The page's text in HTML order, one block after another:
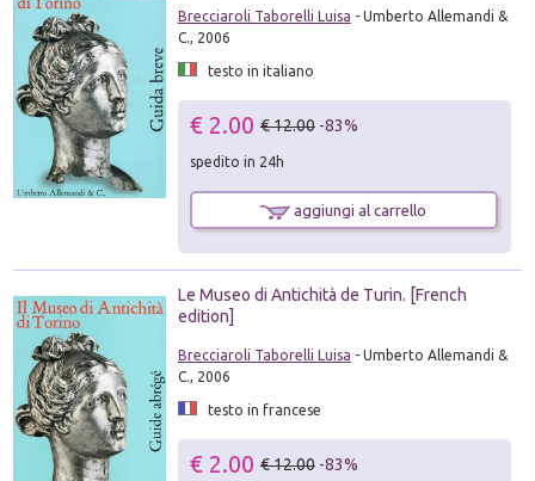
Brecciaroli Taborelli Luisa - Umberto Allemandi &
C., 2006
testo in italiano
€ 2.00 € 12.00 -83%
spedito in 24h
aggiungi al carrello
Le Museo di Antichità de Turin. [French
edition]
Brecciaroli Taborelli Luisa - Umberto Allemandi &
C., 2006
testo in francese
€ 2.00 € 12.00 -83%